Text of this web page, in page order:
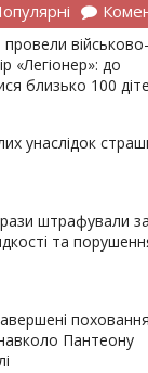
військово-
«Легіонер»: до
близько 100
унаслідок
штрафували за
та
Пантеону